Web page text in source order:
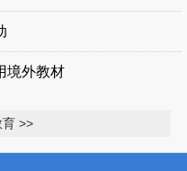
境外教材
>>